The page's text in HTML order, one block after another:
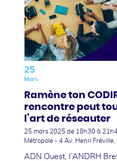
25
Mars
Ramène ton
rencontre peut
l’art de réseauter
25 mars 2025 de 18h30 à
Métropole - 4 Av. Henri
ADN Ouest, l’ANDRH